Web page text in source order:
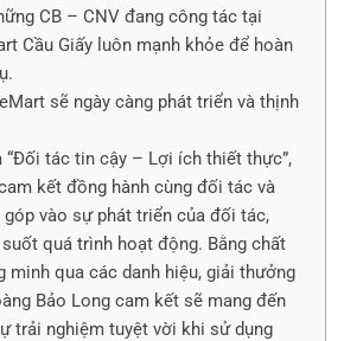
CB – CNV đang công tác tại
Cầu Giấy luôn mạnh khỏe để hoàn
sẽ ngày càng phát triển và thịnh
“Đối tác tin cậy – Lợi ích thiết thực”,
kết đồng hành cùng đối tác và
góp vào sự phát triển của đối tác,
quá trình hoạt động. Bằng chất
minh qua các danh hiệu, giải thưởng
Bảo Long cam kết sẽ mang đến
trải nghiệm tuyệt vời khi sử dụng